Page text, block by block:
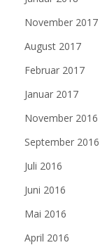
November 2017
August 2017
Februar 2017
Januar 2017
November 2016
September 2016
Juli 2016
Juni 2016
Mai 2016
April 2016